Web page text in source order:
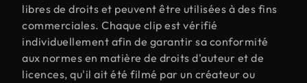
libres de droits et peuvent être utilisées à des fins
commerciales. Chaque clip est vérifié
individuellement afin de garantir sa conformité
aux normes en matière de droits d'auteur et de
licences, qu'il ait été filmé par un créateur ou